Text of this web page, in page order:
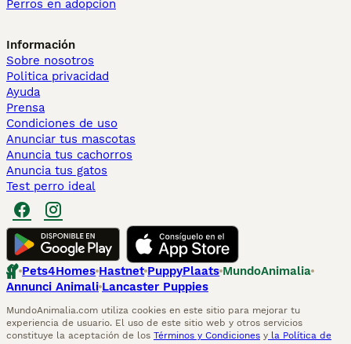
Perros en adopcion
Información
Sobre nosotros
Politica privacidad
Ayuda
Prensa
Condiciones de uso
Anunciar tus mascotas
Anuncia tus cachorros
Anuncia tus gatos
Test perro ideal
Pets4Homes Hastnet PuppyPlaats MundoAnimalia
Annunci Animali Lancaster Puppies
MundoAnimalia.com utiliza cookies en este sitio para mejorar tu
experiencia de usuario. El uso de este sitio web y otros servicios
constituye la aceptación de los Términos y Condiciones y la Política de